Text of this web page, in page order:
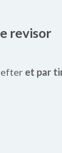
revisor
et par